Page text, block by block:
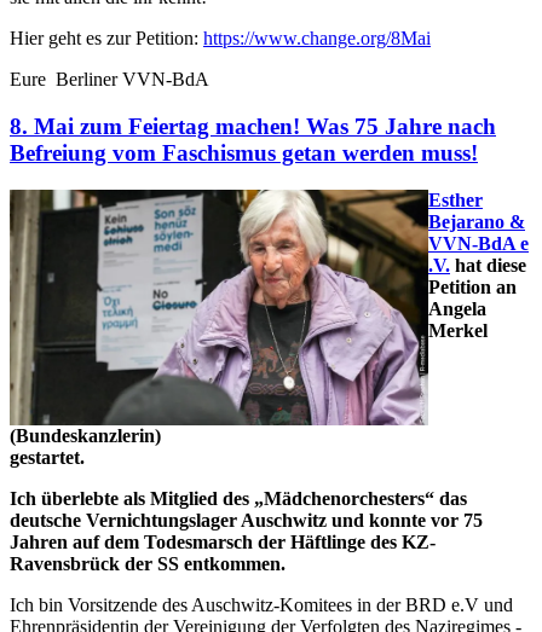
Hier geht es zur Petition: https://www.change.org/8Mai
Eure Berliner VVN-BdA
8. Mai zum Feiertag machen! Was 75 Jahre nach
Befreiung vom Faschismus getan werden muss!
Esther
Bejarano &
VVN-BdA e​
.​V. hat diese
Petition an
Angela
Merkel
(Bundeskanzlerin)
gestartet.
Ich überlebte als Mitglied des „Mädchenorchesters“ das
deutsche Vernichtungslager Auschwitz und konnte vor 75
Jahren auf dem Todesmarsch der Häftlinge des KZ-
Ravensbrück der SS entkommen.
Ich bin Vorsitzende des Auschwitz-Komitees in der BRD e.V und
Ehrenpräsidentin der Vereinigung der Verfolgten des Naziregimes -